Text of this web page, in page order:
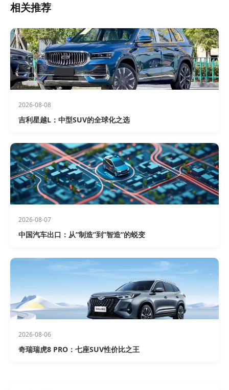
相关推荐
2026-08-08
吉利星越L：中型SUV的全球化之选
2026-08-07
中国汽车出口：从”制造”到”智造”的蜕变
2026-08-06
奇瑞瑞虎8 PRO：七座SUV性价比之王